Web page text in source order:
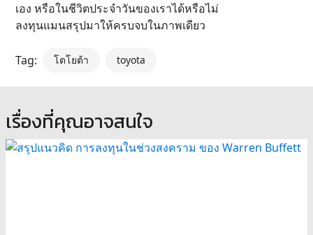
เอง หรือในชีวิตประจำวันของเราได้หรือไม่
ลงทุนแมนสรุปมาให้ครบจบในภาพเดียว
Tag: โตโยต้า toyota
เรื่องที่คุณอาจสนใจ